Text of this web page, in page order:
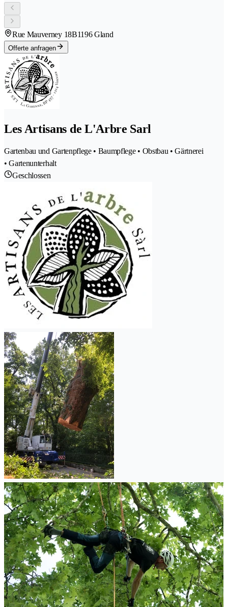
Rue Mauverney 18B1196 Gland
Offerte anfragen
Les Artisans de L'Arbre Sarl
Gartenbau und Gartenpflege • Baumpflege • Obstbau • Gärtnerei
• Gartenunterhalt
Geschlossen